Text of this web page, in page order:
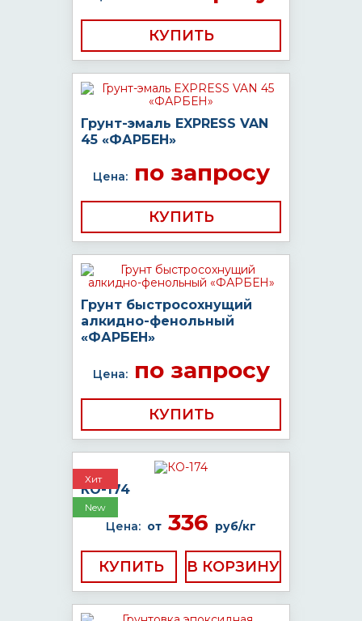
КУПИТЬ
Грунт-эмаль EXPRESS VAN
45 «ФАРБЕН»
Цена:по запросу
КУПИТЬ
Грунт быстросохнущий
алкидно-фенольный
«ФАРБЕН»
Цена:по запросу
КУПИТЬ
Хит
New
КО-174
Цена: от 336 руб/кг
КУПИТЬ